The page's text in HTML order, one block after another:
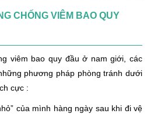
CHỐNG VIÊM BAO QUY
viêm bao quy đầu ở nam giới, các
phương pháp phòng tránh dưới
cực :
của mình hàng ngày sau khi đi vệ